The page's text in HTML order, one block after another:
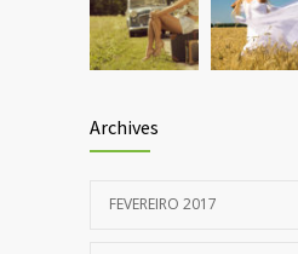
Archives
FEVEREIRO 2017